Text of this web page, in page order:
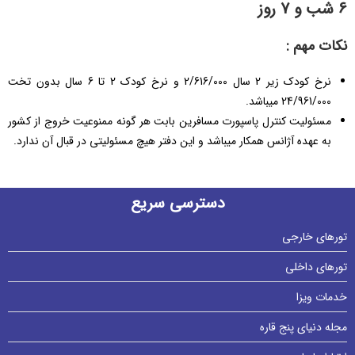
نرخ کودک زیر 2 سال 2/616/000 و نرخ کودک 2 تا 6 سال بدون تخت
بابت هر گونه ممنوعیت خروج از کشور
هیچ مسئولیتی در قبال آن ندارد.